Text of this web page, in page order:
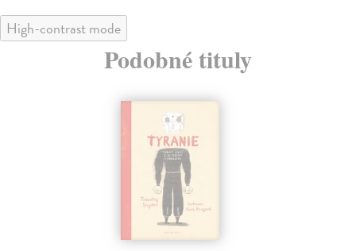
High-contrast mode
Podobné tituly